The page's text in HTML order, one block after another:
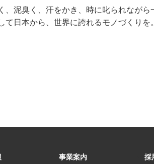
泥臭く、汗をかき、時に叱られなが
日本から、世界に誇れるモノづくり
事業案内 採